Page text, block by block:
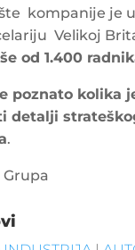
kompanije je
Velikoj
od 1.400
poznato kolika
detalji
.
Grupa